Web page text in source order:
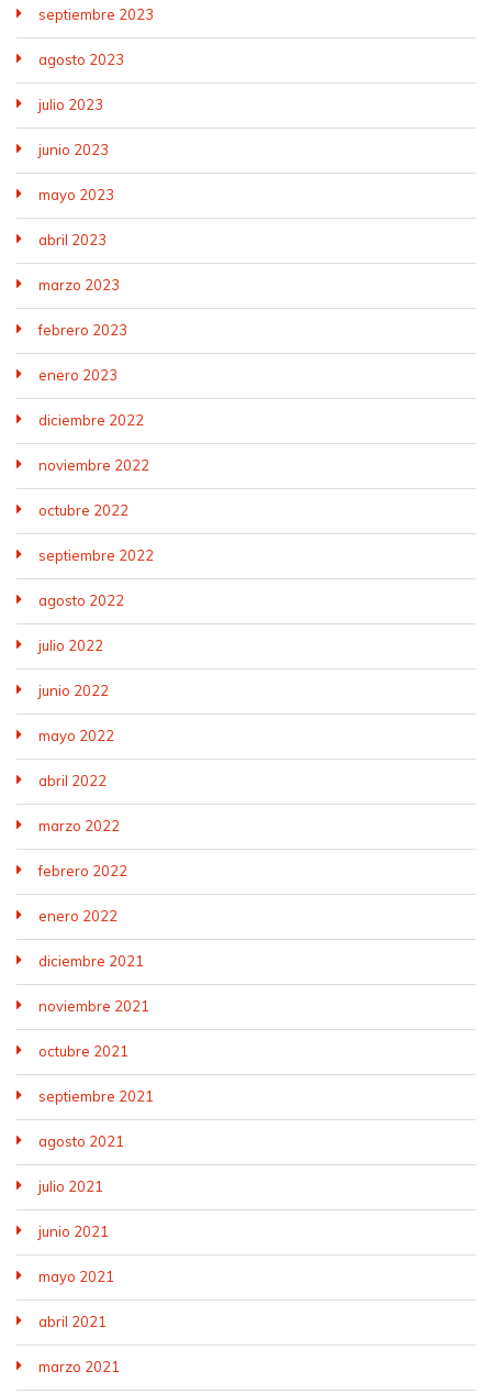
septiembre 2023
agosto 2023
julio 2023
junio 2023
mayo 2023
abril 2023
marzo 2023
febrero 2023
enero 2023
diciembre 2022
noviembre 2022
octubre 2022
septiembre 2022
agosto 2022
julio 2022
junio 2022
mayo 2022
abril 2022
marzo 2022
febrero 2022
enero 2022
diciembre 2021
noviembre 2021
octubre 2021
septiembre 2021
agosto 2021
julio 2021
junio 2021
mayo 2021
abril 2021
marzo 2021